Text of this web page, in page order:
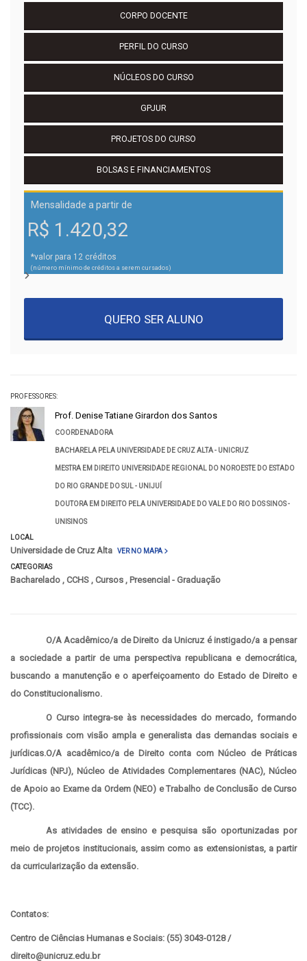
CORPO DOCENTE
PERFIL DO CURSO
NÚCLEOS DO CURSO
GPJUR
PROJETOS DO CURSO
BOLSAS E FINANCIAMENTOS
Mensalidade a partir de
R$ 1.420,32
*valor para 12 créditos
(número mínimo de créditos a serem cursados)
QUERO SER ALUNO
PROFESSORES:
Prof. Denise Tatiane Girardon dos Santos
COORDENADORA
BACHARELA PELA UNIVERSIDADE DE CRUZ ALTA - UNICRUZ
MESTRA EM DIREITO UNIVERSIDADE REGIONAL DO NOROESTE DO ESTADO
DO RIO GRANDE DO SUL - UNIJUÍ
DOUTORA EM DIREITO PELA UNIVERSIDADE DO VALE DO RIO DOS SINOS -
UNISINOS
LOCAL
Universidade de Cruz Alta VER NO MAPA
CATEGORIAS
Bacharelado , CCHS , Cursos , Presencial - Graduação
O/A Acadêmico/a de Direito da Unicruz é instigado/a a pensar
a sociedade a partir de uma perspectiva republicana e democrática,
buscando a manutenção e o aperfeiçoamento do Estado de Direito e
do Constitucionalismo.
O Curso integra-se às necessidades do mercado, formando
profissionais com visão ampla e generalista das demandas sociais e
jurídicas.O/A acadêmico/a de Direito conta com Núcleo de Práticas
Jurídicas (NPJ), Núcleo de Atividades Complementares (NAC), Núcleo
de Apoio ao Exame da Ordem (NEO) e Trabalho de Conclusão de Curso
(TCC).
As atividades de ensino e pesquisa são oportunizadas por
meio de projetos institucionais, assim como as extensionistas, a partir
da curricularização da extensão.
Contatos:
Centro de Ciências Humanas e Sociais: (55) 3043-0128 /
direito@unicruz.edu.br